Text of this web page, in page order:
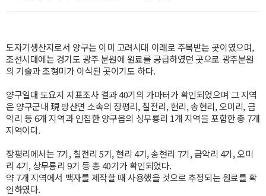
도자기생산지로서 양구는 이미 고려시대 이래로 주목받는 곳이였으며,
조선시대에는 경기도 광주 분원에 원료를 공급하였던 곳으로 광주분원
의 기술과 조형미가 이식된 곳이기도 하다.
양구일대 도요지 지표조사 결과 40기의 가마터가 확인되었으며 그 지역
은 양구군내 現 방산면 소속의 장평리, 칠전리, 현리, 송현리, 오미리, 금
악리 등 6개 지역과 인접한 양구읍의 상무룡리 1개 지역을 포함한 총 7개
지역이다.
장평리에서는 7기, 칠전리 5기, 현리 4기, 송현리 7기, 금악리 4기, 오미
리 4기, 상무룡리 9기 등 총 40기가 확인되었다.
약 7개 지역에서 백자를 제작할 때 사용했을 것으로 추정되는 원료를 확
인하였다.